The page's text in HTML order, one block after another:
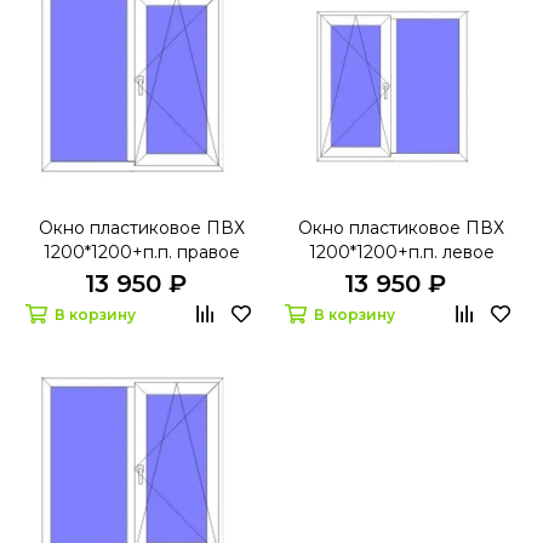
Окно пластиковое ПВХ
1200*1200+п.п. правое
поворотно-откидное
Ивапер 60 Red
13 950 ₽
В корзину
Окно пластиковое ПВХ
1200*1200+п.п. левое
поворотно-откидное
Ивапер 60 Red
13 950 ₽
В корзину